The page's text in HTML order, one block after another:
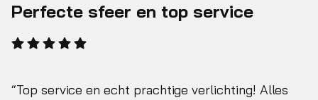
Perfecte sfeer en top service
Top service en echt prachtige verlichting! Alles